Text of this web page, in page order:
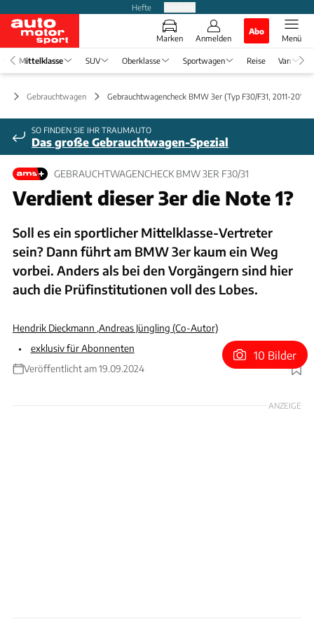
Hefte
Marken Anmelden
Abo
Menü
Mittelklasse SUV Oberklasse Sportwagen Reise Van
Gebrauchtwagen Gebrauchtwagencheck BMW 3er (Typ F30/F31, 2011-2019)
SO FINDEN SIE IHR TRAUMAUTO
Das große Gebrauchtwagen-Spezial
GEBRAUCHTWAGENCHECK BMW 3ER F30/31
Verdient dieser 3er die Note 1?
Soll es ein sportlicher Mittelklasse-Vertreter
sein? Dann führt am BMW 3er kaum ein Weg
vorbei. Anders als bei den Vorgängern sind hier
auch die Prüfinstitutionen voll des Lobes.
Hendrik Dieckmann ,Andreas Jüngling (Co-Autor)
exklusiv für Abonnenten
Veröffentlicht am 19.09.2024
Foto: Sven Krieger
10 Bilder
ANZEIGE